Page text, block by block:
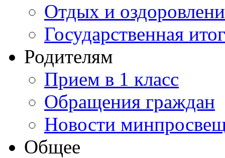
Отдых и
Государственная
Родителям
Прием в 1 класс
Обращения граждан
Новости
Общее